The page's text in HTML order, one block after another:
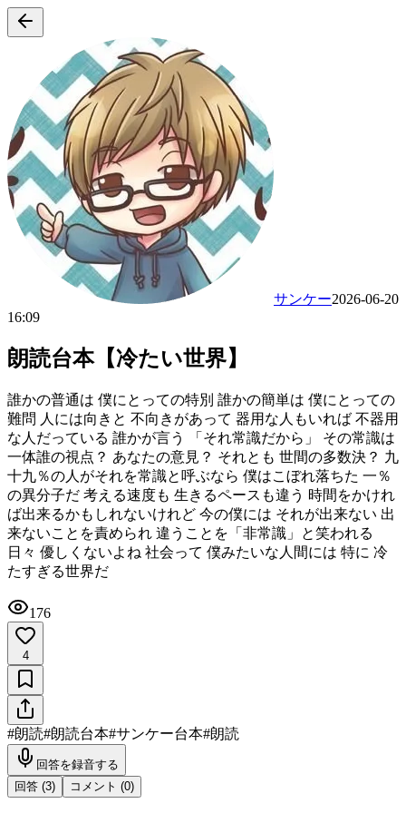
サンケー2026-06-20
16:09
朗読台本【冷たい世界】
誰かの普通は 僕にとっての特別 誰かの簡単は 僕にとっての
難問 人には向きと 不向きがあって 器用な人もいれば 不器用
な人だっている 誰かが言う 「それ常識だから」 その常識は
一体誰の視点？ あなたの意見？ それとも 世間の多数決？ 九
十九％の人がそれを常識と呼ぶなら 僕はこぼれ落ちた 一％
の異分子だ 考える速度も 生きるペースも違う 時間をかけれ
ば出来るかもしれないけれど 今の僕には それが出来ない 出
来ないことを責められ 違うことを「非常識」と笑われる
日々 優しくないよね 社会って 僕みたいな人間には 特に 冷
たすぎる世界だ
176
4
#朗読#朗読台本#サンケー台本#朗読
回答を録音する
回答 (3) コメント (0)